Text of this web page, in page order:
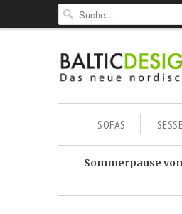
SOFAS
Sommerpause